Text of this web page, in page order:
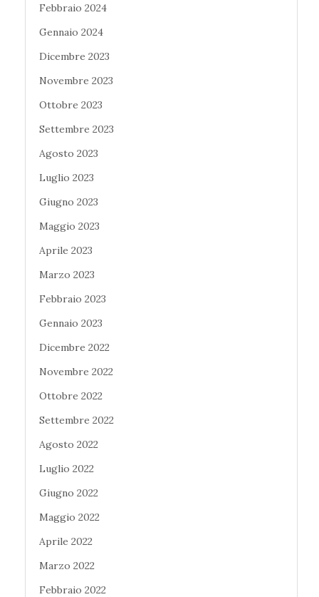
Febbraio 2024
Gennaio 2024
Dicembre 2023
Novembre 2023
Ottobre 2023
Settembre 2023
Agosto 2023
Luglio 2023
Giugno 2023
Maggio 2023
Aprile 2023
Marzo 2023
Febbraio 2023
Gennaio 2023
Dicembre 2022
Novembre 2022
Ottobre 2022
Settembre 2022
Agosto 2022
Luglio 2022
Giugno 2022
Maggio 2022
Aprile 2022
Marzo 2022
Febbraio 2022